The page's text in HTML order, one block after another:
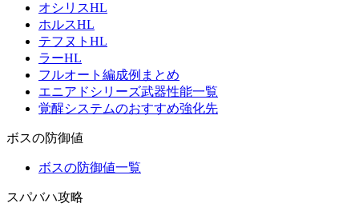
オシリスHL
ホルスHL
テフヌトHL
ラーHL
フルオート編成例まとめ
エニアドシリーズ武器性能一覧
覚醒システムのおすすめ強化先
ボスの防御値
ボスの防御値一覧
スパバハ攻略